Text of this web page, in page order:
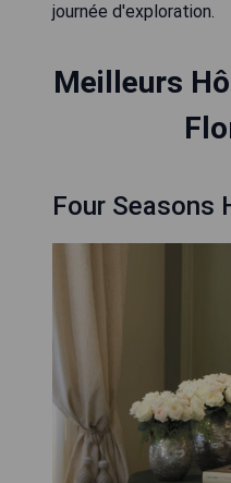
journée d'exploration.
Meilleurs
Four Seasons